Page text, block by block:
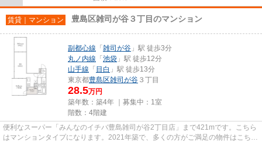
賃貸｜マンション 豊島区雑司が谷３丁目のマンション
副都心線 「 雑司が谷 」駅 徒歩3分
丸ノ内線 「 池袋 」駅 徒歩12分
山手線 「 目白 」駅 徒歩13分
東京都豊島区雑司が谷 ３丁目
28.5万円
築年数：築4年 ｜募集中： 1室
階数：4階建
便利なスーパー「みんなのイチバ豊島雑司が谷2丁目店」まで421mです。こちら
はマンションタイプになります。2021年築で、多くの方がご満足の物件はこちら